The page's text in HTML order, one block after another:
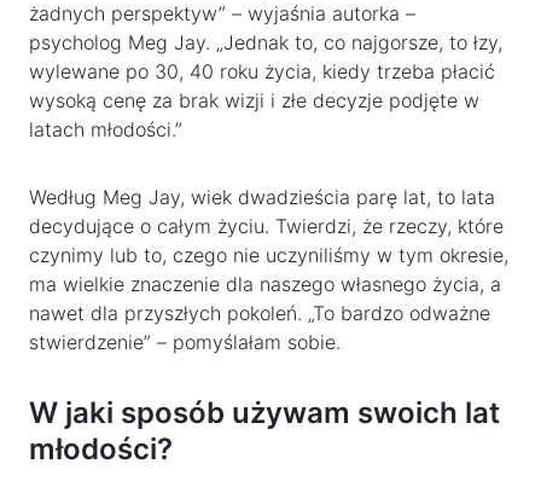
żadnych perspektyw” – wyjaśnia autorka –
psycholog Meg Jay. „Jednak to, co najgorsze, to łzy,
wylewane po 30, 40 roku życia, kiedy trzeba płacić
wysoką cenę za brak wizji i złe decyzje podjęte w
latach młodości.”
Według Meg Jay, wiek dwadzieścia parę lat, to lata
decydujące o całym życiu. Twierdzi, że rzeczy, które
czynimy lub to, czego nie uczyniliśmy w tym okresie,
ma wielkie znaczenie dla naszego własnego życia, a
nawet dla przyszłych pokoleń. „To bardzo odważne
stwierdzenie” – pomyślałam sobie.
W jaki sposób używam swoich lat
młodości?